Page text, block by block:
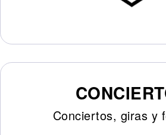
Conciertos, giras y